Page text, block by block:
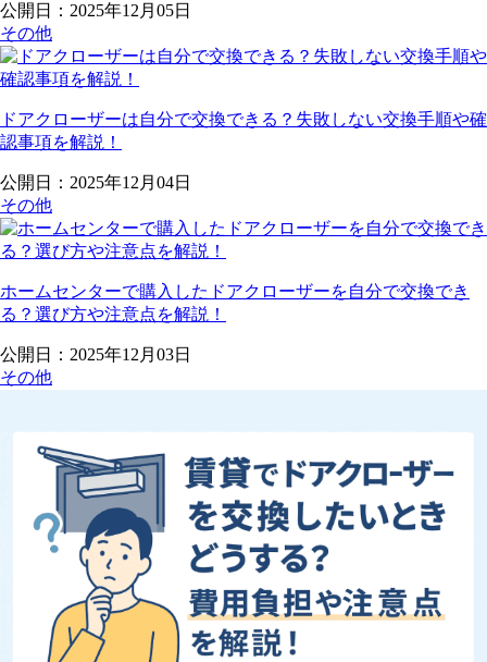
公開日：2025年12月05日
その他
ドアクローザーは自分で交換できる？失敗しない交換手順や確
認事項を解説！
公開日：2025年12月04日
その他
ホームセンターで購入したドアクローザーを自分で交換でき
る？選び方や注意点を解説！
公開日：2025年12月03日
その他